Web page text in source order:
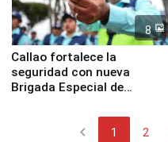
8
Callao fortalece la
seguridad con nueva
Brigada Especial de
equipamiento para
chevron_left 1 2